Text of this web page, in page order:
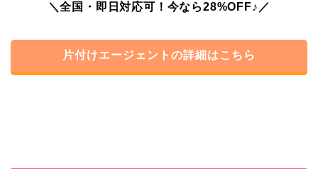
＼全国・即日対応可！今なら28%OFF♪／
片付けエージェントの詳細はこちら